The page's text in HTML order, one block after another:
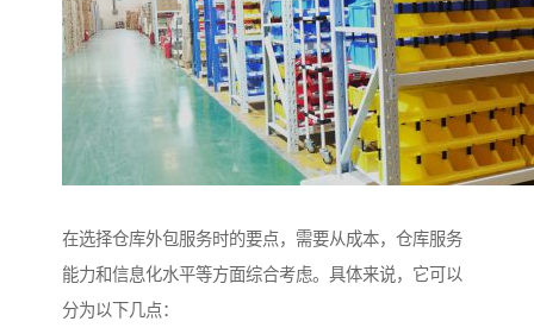
在选择仓库外包服务时的要点，需要从成本，仓库服务
能力和信息化水平等方面综合考虑。具体来说，它可以
分为以下几点：